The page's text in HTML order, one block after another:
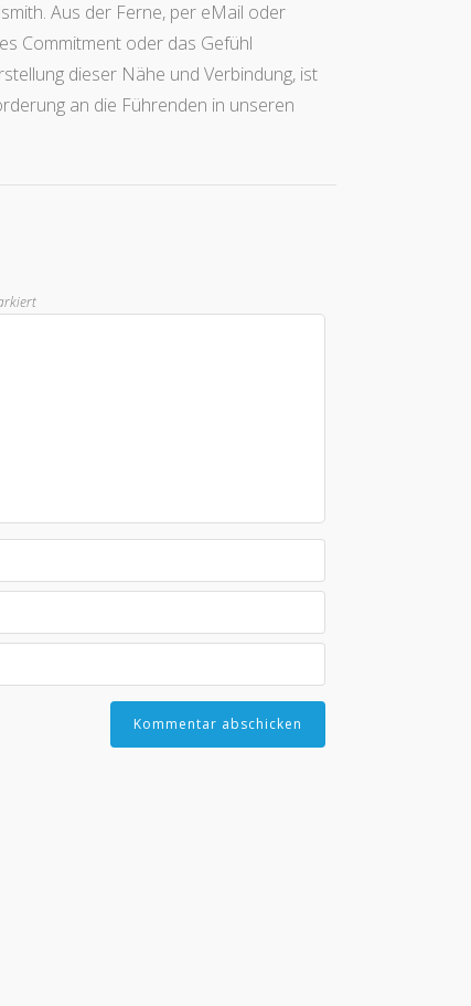
Aus der Ferne, per eMail oder
Commitment oder das Gefühl
dieser Nähe und Verbindung, ist
an die Führenden in unseren